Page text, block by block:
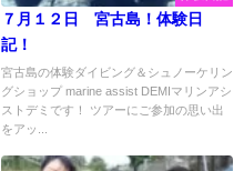
７月１２日 宮古島！体験日
記！
宮古島の体験ダイビング＆シュノーケリン
グショップ marine assist DEMIマリンアシ
ストデミです！ ツアーにご参加の思い出
をアッ...